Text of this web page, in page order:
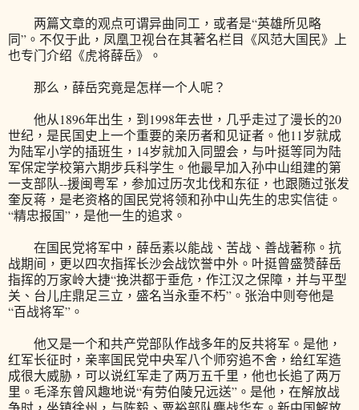
两篇文章的观点可谓异曲同工，或者是“英雄所见略
同”。不仅于此，凤凰卫视台在其著名栏目《风范大国民》上
也专门介绍《虎将薛岳》。
那么，薛岳究竟是怎样一个人呢？
他从1896年出生，到1998年去世，几乎走过了漫长的20
世纪，是民国史上一个重要的亲历者和见证者。他11岁就成
为陆军小学的插班生，14岁就加入同盟会，与叶挺等同为陆
军保定学校第六期步兵科学生。他最早加入孙中山组建的第
一支部队--援闽粤军，参加过历次北伐和东征，也跟随过张发
奎反蒋，是老资格的国民党将领和孙中山先生的忠实信徒。
“精忠报国”，是他一生的追求。
在国民党将军中，薛岳素以能战、苦战、善战著称。抗
战期间，更以四次指挥长沙会战饮誉中外。叶挺曾盛赞薛岳
指挥的万家岭大捷“挽洪都于垂危，作江汉之保障，并与平型
关、台儿庄鼎足三立，盛名当永垂不朽”。张治中则夸他是
“百战将军”。
他又是一个和共产党部队作战多年的反共将军。是他，
红军长征时，亲率国民党中央军八个师穷追不舍，给红军造
成很大威胁，可以说红军走了两万五千里，他也长追了两万
里。毛泽东曾风趣地说“有劳伯陵兄远送”。是他，在解放战